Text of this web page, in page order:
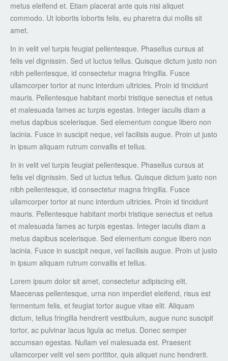
metus eleifend et. Etiam placerat ante quis nisi aliquet
commodo. Ut lobortis lobortis felis, eu pharetra dui mollis sit
amet.
In in velit vel turpis feugiat pellentesque. Phasellus cursus at
felis vel dignissim. Sed ut luctus tellus. Quisque dictum justo non
nibh pellentesque, id consectetur magna fringilla. Fusce
ullamcorper tortor at nunc interdum ultricies. Proin id tincidunt
mauris. Pellentesque habitant morbi tristique senectus et netus
et malesuada fames ac turpis egestas. Integer iaculis diam a
metus dapibus scelerisque. Sed elementum congue libero non
lacinia. Fusce in suscipit neque, vel facilisis augue. Proin ut justo
in ipsum aliquam rutrum convallis et tellus.
In in velit vel turpis feugiat pellentesque. Phasellus cursus at
felis vel dignissim. Sed ut luctus tellus. Quisque dictum justo non
nibh pellentesque, id consectetur magna fringilla. Fusce
ullamcorper tortor at nunc interdum ultricies. Proin id tincidunt
mauris. Pellentesque habitant morbi tristique senectus et netus
et malesuada fames ac turpis egestas. Integer iaculis diam a
metus dapibus scelerisque. Sed elementum congue libero non
lacinia. Fusce in suscipit neque, vel facilisis augue. Proin ut justo
in ipsum aliquam rutrum convallis et tellus.
Lorem ipsum dolor sit amet, consectetur adipiscing elit.
Maecenas pellentesque, urna non imperdiet eleifend, risus est
fermentum felis, et feugiat tortor augue vitae elit. Aliquam
dictum, tellus fringilla hendrerit vestibulum, augue nunc suscipit
tortor, ac pulvinar lacus ligula ac metus. Donec semper
accumsan egestas. Nullam vel malesuada est. Praesent
ullamcorper velit vel sem porttitor, quis aliquet nunc hendrerit.